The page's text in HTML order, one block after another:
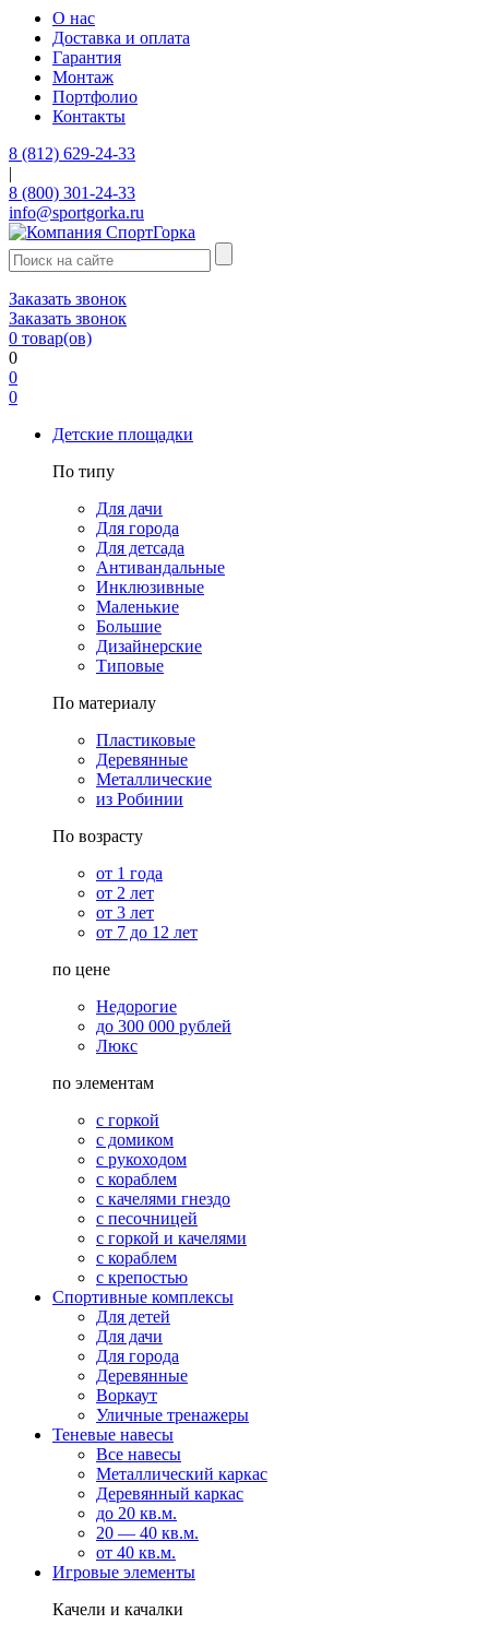
О нас
Доставка и оплата
Гарантия
Монтаж
Портфолио
Контакты
8 (812) 629-24-33
|
8 (800) 301-24-33
info@sportgorka.ru
Заказать звонок
Заказать звонок
0 товар(ов)
0
0
0
Детские площадки
По типу
Для дачи
Для города
Для детсада
Антивандальные
Инклюзивные
Маленькие
Большие
Дизайнерские
Типовые
По материалу
Пластиковые
Деревянные
Металлические
из Робинии
По возрасту
от 1 года
от 2 лет
от 3 лет
от 7 до 12 лет
по цене
Недорогие
до 300 000 рублей
Люкс
по элементам
с горкой
с домиком
с рукоходом
с кораблем
с качелями гнездо
с песочницей
с горкой и качелями
с кораблем
с крепостью
Спортивные комплексы
Для детей
Для дачи
Для города
Деревянные
Воркаут
Уличные тренажеры
Теневые навесы
Все навесы
Металлический каркас
Деревянный каркас
до 20 кв.м.
20 — 40 кв.м.
от 40 кв.м.
Игровые элементы
Качели и качалки